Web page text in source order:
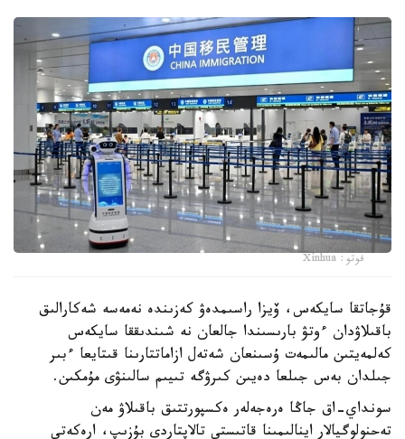
فوتو: Xinhua
قۇجاتقا سايكەس، ۆيزا راسىمدەۋ كەزىندە نەمەسە شەكارالىق
باقىلاۋدان ءوتۋ بارىسىندا جالعان نە شىندىققا سايكەس
كەلمەيتىن مالىمەت ۇسىنعان شەتەل ازاماتتارىنا قىتايعا ءبىر
جىلدان بەس جىلعا دەيىن كىرۋگە تىيىم سالىنۋى مۇمكىن.
سونداي-اق جاڭا ەرەجەلەر ەكسپورتتىق باقىلاۋ مەن
تەحنولوگيالار اينالىمىنا قاتىستى تالاپتاردى بۇزىپ، ارەكەتى